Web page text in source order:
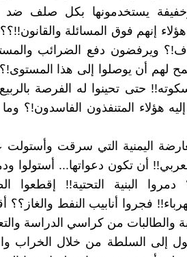
يستخدمونها بكل صلف
إنهم فوق المسائلة والقانون!!؟؟
ويرفضون دفع الضرائب
أن يوصلوا إلى هذا المستوى!؟
حتى تحينوا له الفرصة
هؤلاء المتنفذون الفاسدون!؟
اليمنية التي سرقت وأستولت
أن تكون دعواتها... أستولوا
دمروا البنية التحتية!! إقطعوا
فجروا أنابيب النفط
والطالبات من كراسي الدراسة
إلى السلطة من خلال الخراب